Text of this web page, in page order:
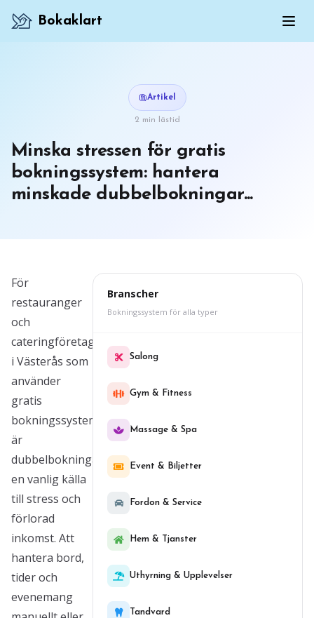
Bokaklart
Artikel
2 min lästid
Minska stressen för gratis
bokningssystem: hantera
minskade dubbelbokningar...
För
restauranger
och
cateringföretag
i Västerås som
använder
gratis
bokningssystem
är
dubbelbokningar
en vanlig källa
till stress och
förlorad
inkomst. Att
hantera bord,
tider och
evenemang
Branscher
Bokningssystem för alla typer
Salong
Gym & Fitness
Massage & Spa
Event & Biljetter
Fordon & Service
Hem & Tjanster
Uthyrning & Upplevelser
Tandvard